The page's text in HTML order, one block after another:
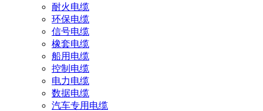
耐火电缆
环保电缆
信号电缆
橡套电缆
船用电缆
控制电缆
电力电缆
数据电缆
汽车专用电缆